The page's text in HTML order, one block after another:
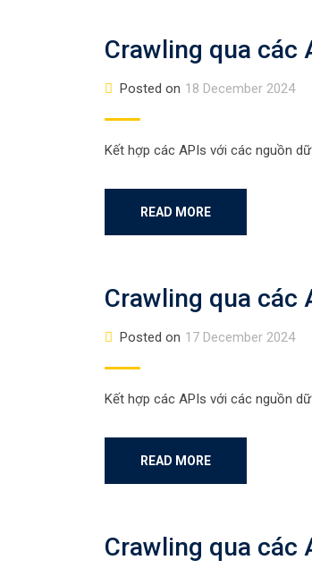
Crawling qua các
Posted on 18 December 2024
Kết hợp các APIs với các nguồn
READ MORE
Crawling qua các
Posted on 17 December 2024
Kết hợp các APIs với các nguồn
READ MORE
Crawling qua các